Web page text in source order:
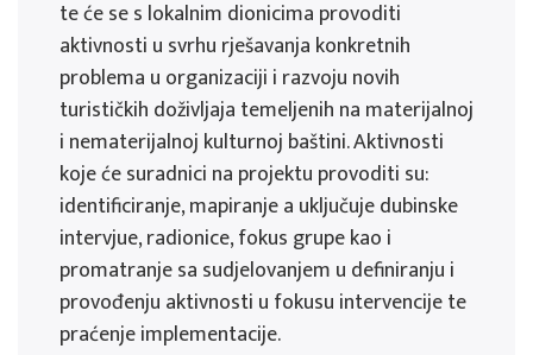
te će se s lokalnim dionicima provoditi
aktivnosti u svrhu rješavanja konkretnih
problema u organizaciji i razvoju novih
turističkih doživljaja temeljenih na materijalnoj
i nematerijalnoj kulturnoj baštini. Aktivnosti
koje će suradnici na projektu provoditi su:
identificiranje, mapiranje a uključuje dubinske
intervjue, radionice, fokus grupe kao i
promatranje sa sudjelovanjem u definiranju i
provođenju aktivnosti u fokusu intervencije te
praćenje implementacije.